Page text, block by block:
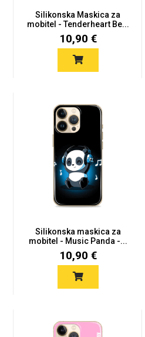
Silikonska Maskica za
mobitel - Tenderheart Be...
10,90 €
Silikonska maskica za
mobitel - Music Panda -...
10,90 €
Obiteljski motivi